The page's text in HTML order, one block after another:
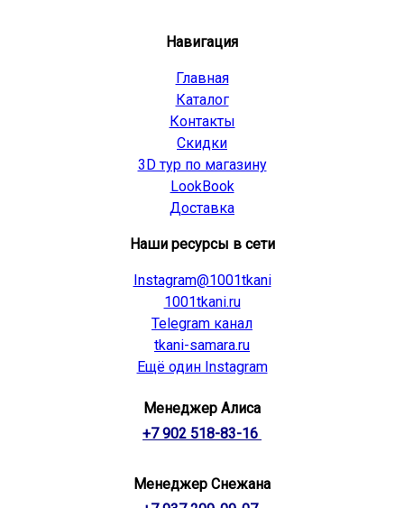
Навигация
Главная
Каталог
Контакты
Скидки
3D тур по магазину
LookBook
Доставка
Наши ресурсы в сети
Instagram@1001tkani
1001tkani.ru
Telegram канал
tkani-samara.ru
Ещё один Instagram
Менеджер Алиса
+7 902 518-83-16
Менеджер Снежана